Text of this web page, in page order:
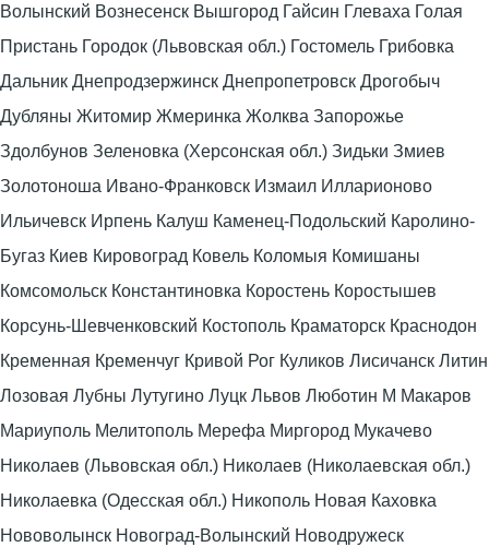
Волынский Вознесенск Вышгород Гайсин Глеваха Голая
Пристань Городок (Львовская обл.) Гостомель Грибовка
Дальник Днепродзержинск Днепропетровск Дрогобыч
Дубляны Житомир Жмеринка Жолква Запорожье
Здолбунов Зеленовка (Херсонская обл.) Зидьки Змиев
Золотоноша Ивано-Франковск Измаил Илларионово
Ильичевск Ирпень Калуш Каменец-Подольский Каролино-
Бугаз Киев Кировоград Ковель Коломыя Комишаны
Комсомольск Константиновка Коростень Коростышев
Корсунь-Шевченковский Костополь Краматорск Краснодон
Кременная Кременчуг Кривой Рог Куликов Лисичанск Литин
Лозовая Лубны Лутугино Луцк Львов Люботин М Макаров
Мариуполь Мелитополь Мерефа Миргород Мукачево
Николаев (Львовская обл.) Николаев (Николаевская обл.)
Николаевка (Одесская обл.) Никополь Новая Каховка
Нововолынск Новоград-Волынский Новодружеск